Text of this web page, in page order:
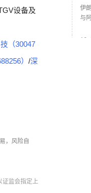
设备及
（30047
） /深
，风险自
证监会指定上
销
传
伊
与
是